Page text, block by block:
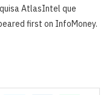
AtlasIntel que
first on InfoMoney.